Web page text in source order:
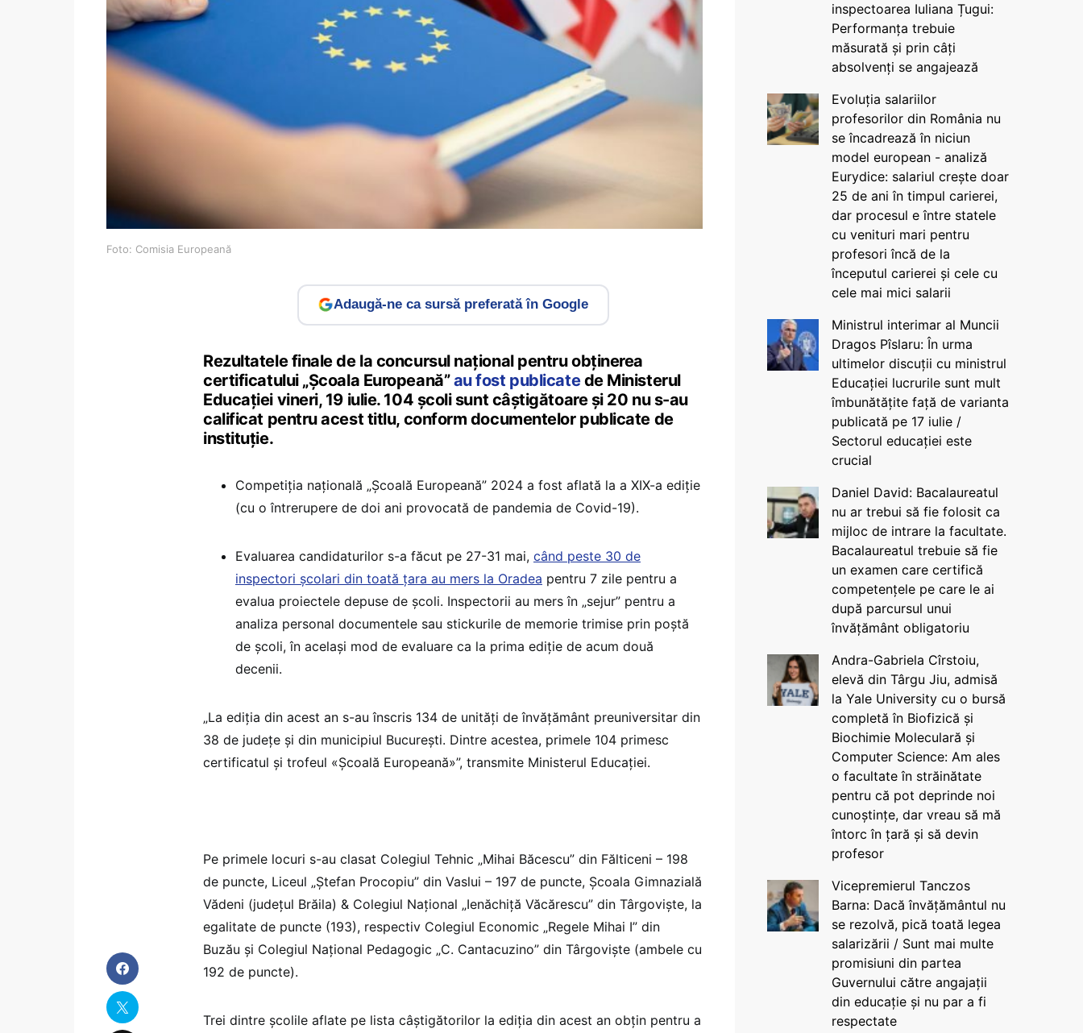
Foto: Comisia Europeană
Adaugă-ne ca sursă preferată în Google
Rezultatele finale de la concursul național pentru obținerea
certificatului „Școala Europeană”au fost publicatede Ministerul
Educației vineri, 19 iulie. 104 școli sunt câștigătoare și 20 nu s-au
calificat pentru acest titlu, conform documentelor publicate de
instituție.
Competiția națională „Școală Europeană” 2024 a fost aflată la a XIX-a ediție
(cu o întrerupere de doi ani provocată de pandemia de Covid-19).
Evaluarea candidaturilor s-a făcut pe 27-31 mai, când peste 30 de
inspectori școlari din toată țara au mers la Oradea pentru 7 zile pentru a
evalua proiectele depuse de școli. Inspectorii au mers în „sejur” pentru a
analiza personal documentele sau stickurile de memorie trimise prin poștă
de școli, în același mod de evaluare ca la prima ediție de acum două
decenii.
„La ediţia din acest an s-au înscris 134 de unităţi de învăţământ preuniversitar din
38 de județe și din municipiul București. Dintre acestea, primele 104 primesc
certificatul și trofeul «Școală Europeană»”, transmite Ministerul Educației.
Pe primele locuri s-au clasat Colegiul Tehnic „Mihai Băcescu” din Fălticeni – 198
de puncte, Liceul „Ștefan Procopiu” din Vaslui – 197 de puncte, Școala Gimnazială
Vădeni (județul Brăila) & Colegiul Național „Ienăchiță Văcărescu” din Târgoviște, la
egalitate de puncte (193), respectiv Colegiul Economic „Regele Mihai I” din
Buzău și Colegiul Național Pedagogic „C. Cantacuzino” din Târgoviște (ambele cu
192 de puncte).
Trei dintre școlile aflate pe lista câștigătorilor la ediția din acest an obțin pentru a
inspectoarea Iuliana Țugui:
Performanța trebuie
măsurată și prin câți
absolvenți se angajează
Evoluția salariilor
profesorilor din România nu
se încadrează în niciun
model european - analiză
Eurydice: salariul crește doar
25 de ani în timpul carierei,
dar procesul e între statele
cu venituri mari pentru
profesori încă de la
începutul carierei și cele cu
cele mai mici salarii
Ministrul interimar al Muncii
Dragos Pîslaru: În urma
ultimelor discuții cu ministrul
Educației lucrurile sunt mult
îmbunătățite față de varianta
publicată pe 17 iulie /
Sectorul educației este
crucial
Daniel David: Bacalaureatul
nu ar trebui să fie folosit ca
mijloc de intrare la facultate.
Bacalaureatul trebuie să fie
un examen care certifică
competențele pe care le ai
după parcursul unui
învățământ obligatoriu
Andra-Gabriela Cîrstoiu,
elevă din Târgu Jiu, admisă
la Yale University cu o bursă
completă în Biofizică și
Biochimie Moleculară și
Computer Science: Am ales
o facultate în străinătate
pentru că pot deprinde noi
cunoștințe, dar vreau să mă
întorc în țară și să devin
profesor
Vicepremierul Tanczos
Barna: Dacă învățământul nu
se rezolvă, pică toată legea
salarizării / Sunt mai multe
promisiuni din partea
Guvernului către angajații
din educație și nu par a fi
respectate